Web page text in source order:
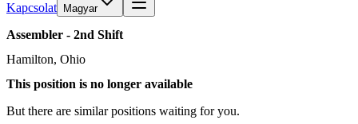
Kapcsolat Magyar
Assembler - 2nd Shift
Hamilton, Ohio
This position is no longer available
But there are similar positions waiting for you.